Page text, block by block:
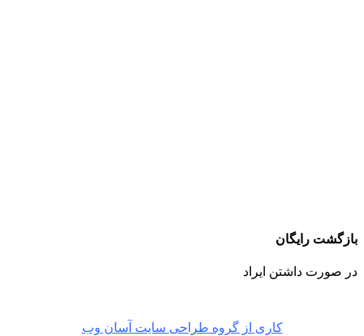
بازگشت رایگان
در صورت داشتن ایراد
کاری از گروه طراحی سایت آسان وب